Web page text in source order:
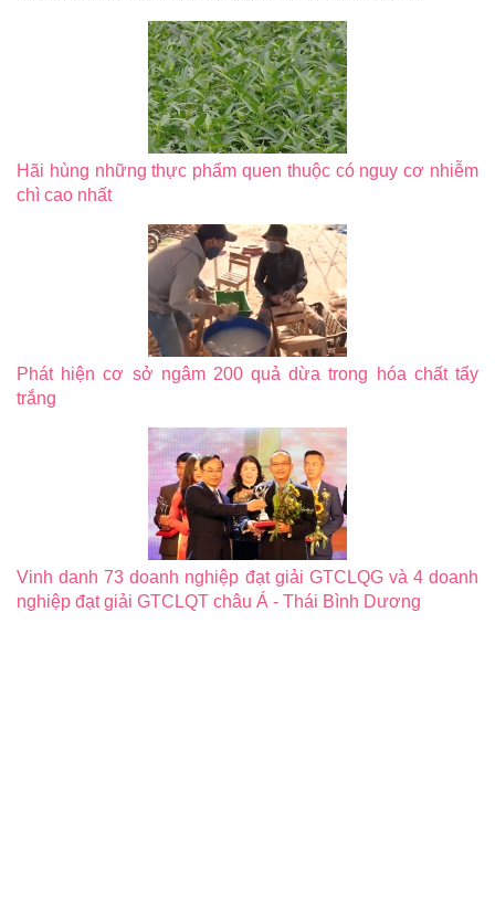
Hãi hùng những thực phẩm quen thuộc có nguy cơ nhiễm
chì cao nhất
Phát hiện cơ sở ngâm 200 quả dừa trong hóa chất tẩy
trắng
Vinh danh 73 doanh nghiệp đạt giải GTCLQG và 4 doanh
nghiệp đạt giải GTCLQT châu Á - Thái Bình Dương